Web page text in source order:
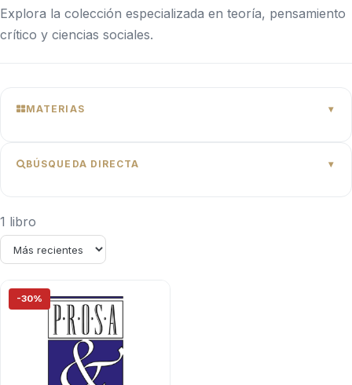
Explora la colección especializada en teoría, pensamiento
crítico y ciencias sociales.
MATERIAS
BÚSQUEDA DIRECTA
1 libro
-30%